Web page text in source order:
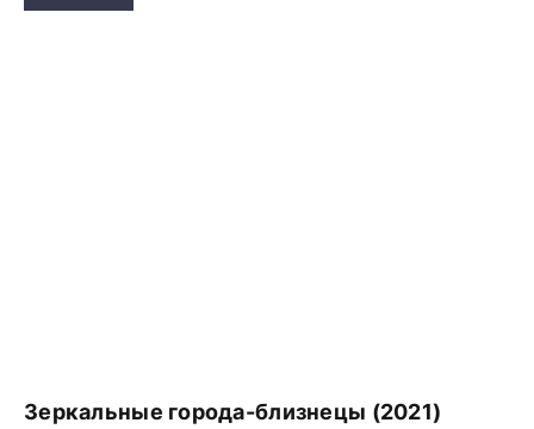
Зеркальные города-близнецы (2021)